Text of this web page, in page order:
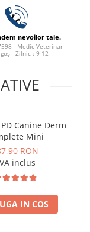
nevoilor tale.
- Medic Veterinar
- Zilnic : 9-12
Canine Derm
Mini
RON
inclus
IN COS